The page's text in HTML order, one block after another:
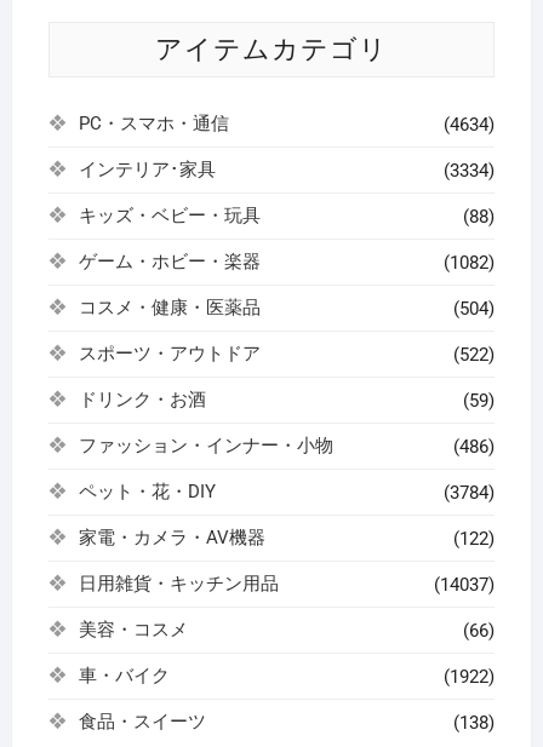
アイテムカテゴリ
PC・スマホ・通信 (4634)
インテリア･家具 (3334)
キッズ・ベビー・玩具 (88)
ゲーム・ホビー・楽器 (1082)
コスメ・健康・医薬品 (504)
スポーツ・アウトドア (522)
ドリンク・お酒 (59)
ファッション・インナー・小物 (486)
ペット・花・DIY (3784)
家電・カメラ・AV機器 (122)
日用雑貨・キッチン用品 (14037)
美容・コスメ (66)
車・バイク (1922)
食品・スイーツ (138)